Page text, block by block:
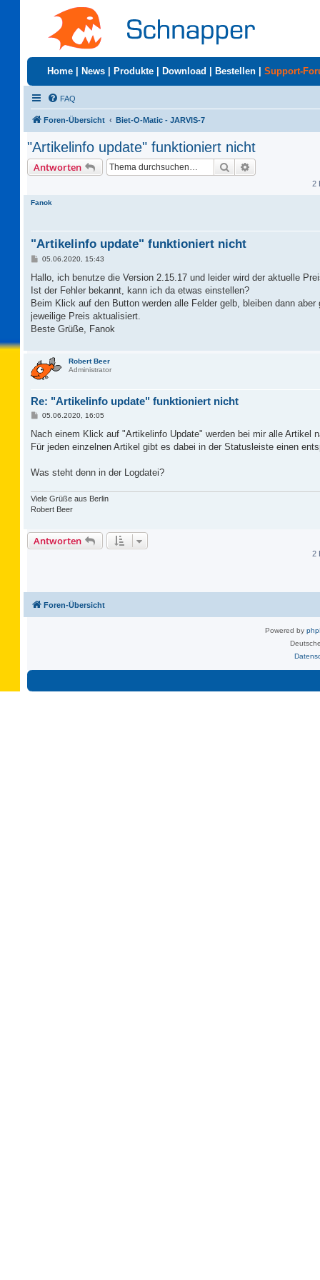
Home News Produkte Download Bestellen Support-
FAQ
Foren-Übersicht Biet-O-Matic - JARVIS-7
"Artikelinfo update" funktioniert nicht
Antworten Suche
2
Fanok
"Artikelinfo update" funktioniert nicht
B
i
r
a
05.06.2020, 15:43
Hallo, ich benutze die Version 2.15.17 und leider wird der aktuelle
Ist der Fehler bekannt, kann ich da etwas einstellen?
Beim Klick auf den Button werden alle Felder gelb, bleiben dann
jeweilige Preis aktualisiert.
Beste Grüße, Fanok
Robert Beer
Administrator
Re: "Artikelinfo update" funktioniert nicht
B
i
r
05.06.2020, 16:05
Nach einem Klick auf "Artikelinfo Update" werden bei mir alle Artikel
Für jeden einzelnen Artikel gibt es dabei in der Statusleiste einen
Was steht denn in der Logdatei?
Viele Grüße aus Berlin
Robert Beer
Antworten
2
Foren-Übersicht
Powered by